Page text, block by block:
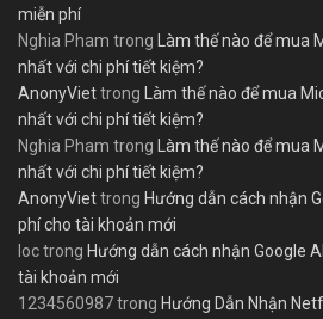
miễn phí
Nghia Pham trong
Làm thế nào để mua
nhất với chi phí tiết kiệm?
AnonyViettrong
Làm thế nào để mua
nhất với chi phí tiết kiệm?
Nghia Pham trong
Làm thế nào để mua
nhất với chi phí tiết kiệm?
AnonyViettrong Hướng dẫn cách nhận
phí cho tài khoản mới
loctrong Hướng dẫn cách nhận Google
tài khoản mới
1234560987trong Hướng Dẫn Nhận